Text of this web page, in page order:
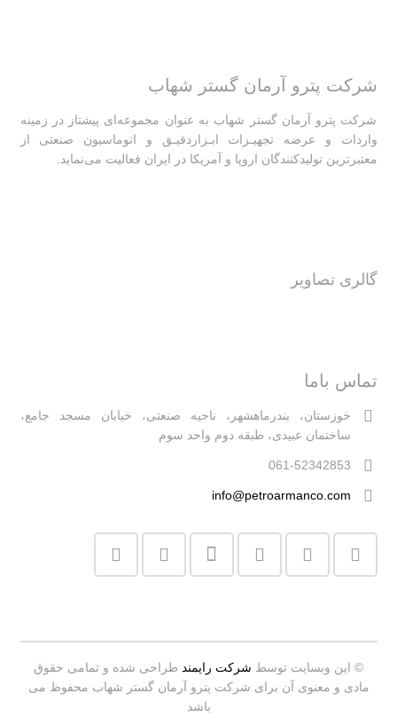
شرکت پترو آرمان گستر شهاب
شرکت پترو آرمان گستر شهاب به عنوان مجموعه‌ای پیشتاز در زمینه
واردات و عرضه تجهیـزات ابـزاردقیـق و اتوماسیون صنعتی از
معتبرترین تولیدکنندگان اروپا و آمریکا در ایران فعالیت‌‌ می‌نماید.
گالری تصاویر
تماس باما
خوزستان، بندرماهشهر، ناحیه صنعتی، خیابان مسجد جامع،
ساختمان عبیدی، طبقه دوم واحد سوم
061-52342853
info@petroarmanco.com
© این وبسایت توسط شرکت رایمند طراحی شده و تمامی حقوق
مادی و معنوی آن برای شرکت پترو آرمان گستر شهاب محفوظ می
باشد